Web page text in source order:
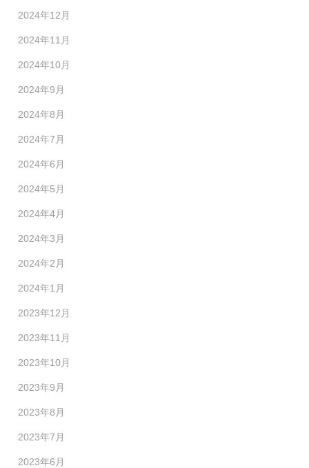
2024年12月
2024年11月
2024年10月
2024年9月
2024年8月
2024年7月
2024年6月
2024年5月
2024年4月
2024年3月
2024年2月
2024年1月
2023年12月
2023年11月
2023年10月
2023年9月
2023年8月
2023年7月
2023年6月